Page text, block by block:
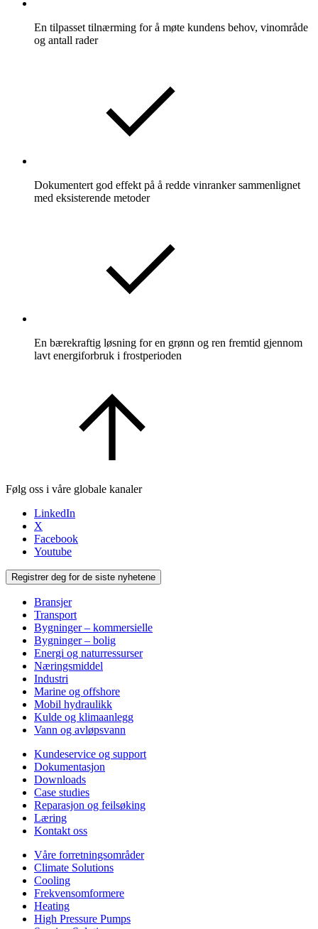
En tilpasset tilnærming for å møte kundens behov, vinområde
og antall rader​
Dokumentert god effekt på å redde vinranker sammenlignet
med eksisterende metoder
En bærekraftig løsning for en grønn og ren fremtid gjennom
lavt energiforbruk i frostperioden
Følg oss i våre globale kanaler
LinkedIn
X
Facebook
Youtube
Registrer deg for de siste nyhetene
Bransjer
Transport
Bygninger – kommersielle
Bygninger – bolig
Energi og naturressurser
Næringsmiddel
Industri
Marine og offshore
Mobil hydraulikk
Kulde og klimaanlegg
Vann og avløpsvann
Kundeservice og support
Dokumentasjon
Downloads
Case studies
Reparasjon og feilsøking
Læring
Kontakt oss
Våre forretningsområder
Climate Solutions
Cooling
Frekvensomformere
Heating
High Pressure Pumps